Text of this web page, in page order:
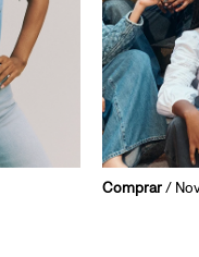
Comprar/